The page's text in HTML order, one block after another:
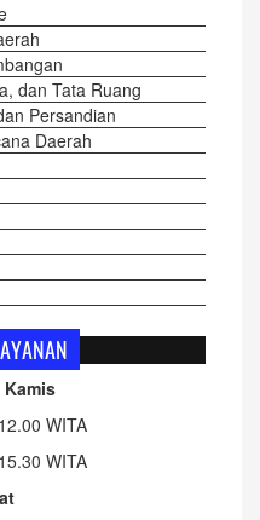
dan Tata Ruang
Persandian
Daerah
WITA
WITA